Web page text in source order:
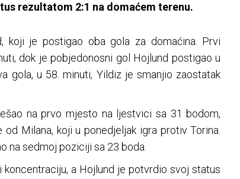
rezultatom 2:1 na domaćem terenu.
koji je postigao oba gola za domaćina. Prvi
dok je pobjedonosni gol Hojlund postigao u
gola, u 58. minuti, Yildiz je smanjio zaostatak
na prvo mjesto na ljestvici sa 31 bodom,
Milana, koji u ponedjeljak igra protiv Torina.
na sedmoj poziciji sa 23 boda.
koncentraciju, a Hojlund je potvrdio svoj status